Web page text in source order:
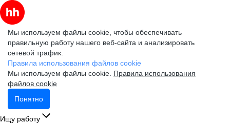
Мы используем файлы cookie, чтобы обеспечивать
правильную работу нашего веб-сайта и анализировать
сетевой трафик.
Правила использования файлов cookie
Мы используем файлы cookie. Правила использования
файлов cookie
Понятно
Ищу работу